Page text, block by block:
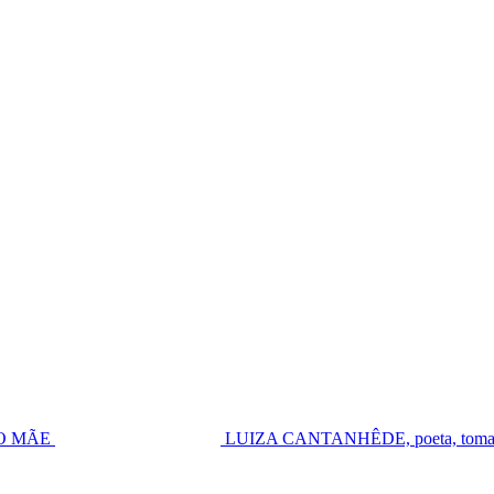
MÃE LUIZA CANTANHÊDE, poeta, toma